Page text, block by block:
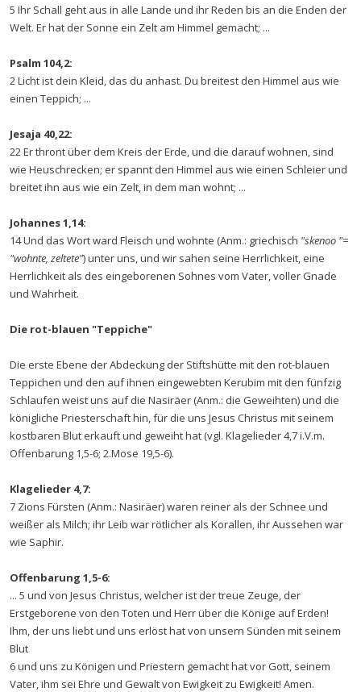
5 Ihr Schall geht aus in alle Lande und ihr Reden bis an die Enden der
Welt. Er hat der Sonne ein Zelt am Himmel gemacht; ...
Psalm 104,2:
2 Licht ist dein Kleid, das du anhast. Du breitest den Himmel aus wie
einen Teppich; ...
Jesaja 40,22:
22 Er thront über dem Kreis der Erde, und die darauf wohnen, sind
wie Heuschrecken; er spannt den Himmel aus wie einen Schleier und
breitet ihn aus wie ein Zelt, in dem man wohnt; ...
Johannes 1,14:
14 Und das Wort ward Fleisch und wohnte (Anm.: griechisch "skenoo "=
"wohnte, zeltete") unter uns, und wir sahen seine Herrlichkeit, eine
Herrlichkeit als des eingeborenen Sohnes vom Vater, voller Gnade
und Wahrheit.
Die rot-blauen "Teppiche"
Die erste Ebene der Abdeckung der Stiftshütte mit den rot-blauen
Teppichen und den auf ihnen eingewebten Kerubim mit den fünfzig
Schlaufen weist uns auf die Nasiräer (Anm.: die Geweihten) und die
königliche Priesterschaft hin, für die uns Jesus Christus mit seinem
kostbaren Blut erkauft und geweiht hat (vgl. Klagelieder 4,7 i.V.m.
Offenbarung 1,5-6; 2.Mose 19,5-6).
Klagelieder 4,7:
7 Zions Fürsten (Anm.: Nasiräer) waren reiner als der Schnee und
weißer als Milch; ihr Leib war rötlicher als Korallen, ihr Aussehen war
wie Saphir.
Offenbarung 1,5-6:
... 5 und von Jesus Christus, welcher ist der treue Zeuge, der
Erstgeborene von den Toten und Herr über die Könige auf Erden!
Ihm, der uns liebt und uns erlöst hat von unsern Sünden mit seinem
Blut
6 und uns zu Königen und Priestern gemacht hat vor Gott, seinem
Vater, ihm sei Ehre und Gewalt von Ewigkeit zu Ewigkeit! Amen.